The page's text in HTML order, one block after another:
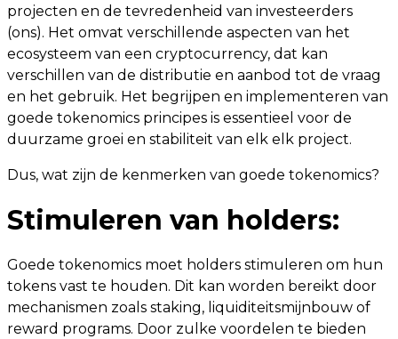
projecten en de tevredenheid van investeerders
(ons). Het omvat verschillende aspecten van het
ecosysteem van een cryptocurrency, dat kan
verschillen van de distributie en aanbod tot de vraag
en het gebruik. Het begrijpen en implementeren van
goede tokenomics principes is essentieel voor de
duurzame groei en stabiliteit van elk elk project.
Dus, wat zijn de kenmerken van goede tokenomics?
Stimuleren van holders:
Goede tokenomics moet holders stimuleren om hun
tokens vast te houden. Dit kan worden bereikt door
mechanismen zoals staking, liquiditeitsmijnbouw of
reward programs. Door zulke voordelen te bieden